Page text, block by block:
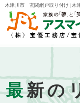
木津川市 玄関網戸取り付け |木
ら宝優工務店アスマイルリフォー
最新の